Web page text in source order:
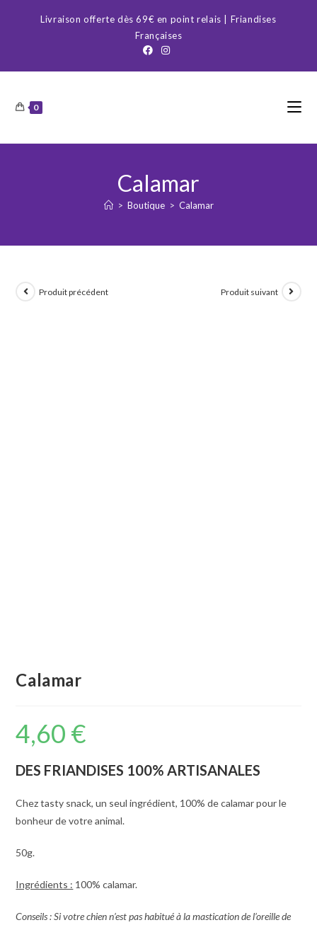
Livraison offerte dès 69€ en point relais | Friandises
Françaises
0
Calamar
> Boutique > Calamar
Produit précédent Produit suivant
Calamar
4,60 €
DES FRIANDISES 100% ARTISANALES
Chez tasty snack, un seul ingrédient, 100% de calamar pour le
bonheur de votre animal.
50g.
Ingrédients : 100% calamar.
Conseils : Si votre chien n’est pas habitué à la mastication de l’oreille de